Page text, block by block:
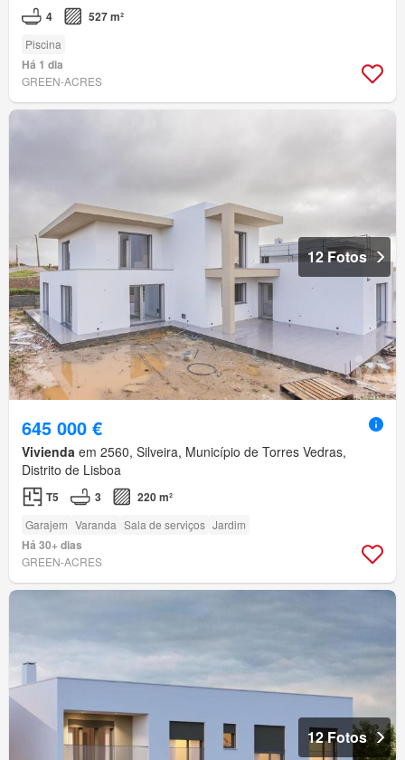
4 527 m²
Piscina
Há 1 dia
GREEN-ACRES
12 Fotos
645 000 €
Vivienda em 2560, Silveira, Município de Torres Vedras,
Distrito de Lisboa
T5 3 220 m²
Garajem Varanda Sala de serviços Jardim
Há 30+ dias
GREEN-ACRES
12 Fotos